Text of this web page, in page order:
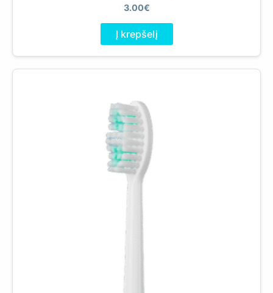
3.00€
Į krepšelį